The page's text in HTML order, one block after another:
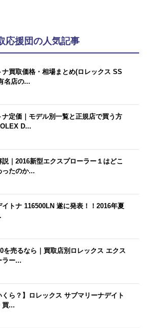
応援団の人気記事
ナ買取価格・相場まとめ(ロレックス SS
名店の...
ナ定価｜モデル別一覧と正規店で買う方
D...
説｜2016新型エクスプローラー１はどこ
ったのか...
イトナ 116500LN 遂に発表！！2016年夏
を売るなら｜買取店別ロレックス エクス
ラー...
くら？】ロレックス サブマリーナデイト
買...